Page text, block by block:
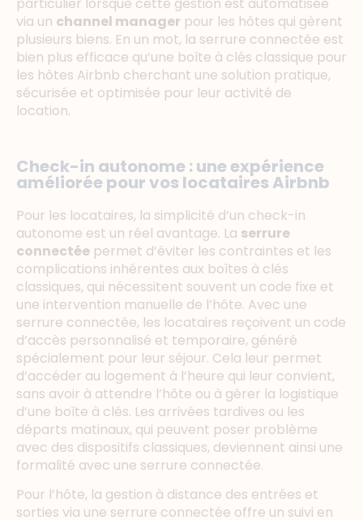
via un channel manager pour les hôtes qui gèrent
plusieurs biens. En un mot, la serrure connectée est
bien plus efficace qu’une boîte à clés classique pour
les hôtes Airbnb cherchant une solution pratique,
sécurisée et optimisée pour leur activité de
location.
Check-in autonome : une expérience
améliorée pour vos locataires Airbnb
Pour les locataires, la simplicité d’un check-in
autonome est un réel avantage. La serrure
connectée permet d’éviter les contraintes et les
complications inhérentes aux boîtes à clés
classiques, qui nécessitent souvent un code fixe et
une intervention manuelle de l’hôte. Avec une
serrure connectée, les locataires reçoivent un code
d’accès personnalisé et temporaire, généré
spécialement pour leur séjour. Cela leur permet
d’accéder au logement à l’heure qui leur convient,
sans avoir à attendre l’hôte ou à gérer la logistique
d’une boîte à clés. Les arrivées tardives ou les
départs matinaux, qui peuvent poser problème
avec des dispositifs classiques, deviennent ainsi une
formalité avec une serrure connectée.
Pour l’hôte, la gestion à distance des entrées et
sorties via une serrure connectée offre un suivi en